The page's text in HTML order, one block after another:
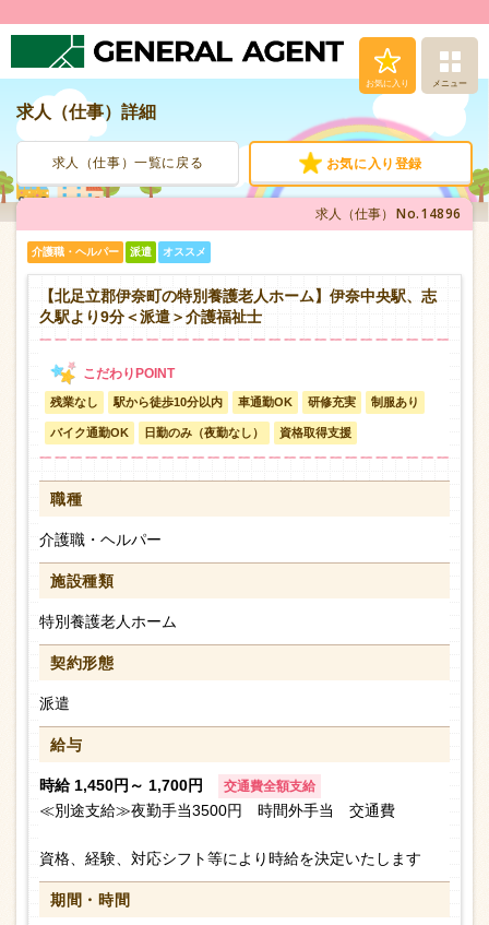
お気に入り メニュー
人材派遣サービス
転職支援サービス
登録から就業まで
お問い合わせ
求人（仕事）詳細
求人（仕事）一覧に戻る お気に入り登録
求人（仕事） No.14896
介護職・ヘルパー 派遣 オススメ
【北足立郡伊奈町の特別養護老人ホーム】伊奈中央駅、志
久駅より9分＜派遣＞介護福祉士
残業なし 駅から徒歩10分以内 車通勤OK 研修充実 制服あり
バイク通勤OK 日勤のみ（夜勤なし） 資格取得支援
職種
介護職・ヘルパー
施設種類
特別養護老人ホーム
契約形態
派遣
給与
時給 1,450円～ 1,700円 交通費全額支給
≪別途支給≫夜勤手当3500円 時間外手当 交通費
資格、経験、対応シフト等により時給を決定いたします
期間・時間